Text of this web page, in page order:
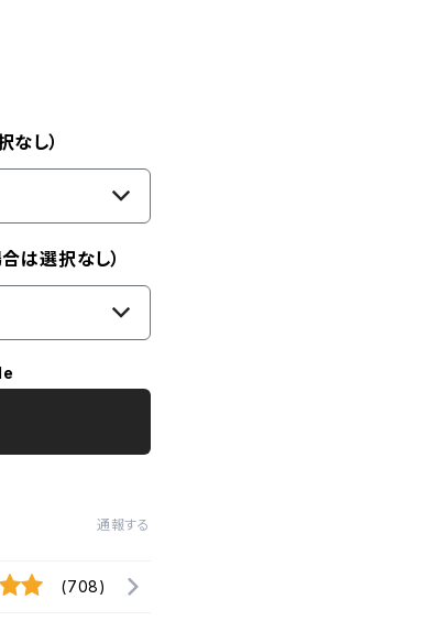
し）
は選択なし）
通報する
(708)